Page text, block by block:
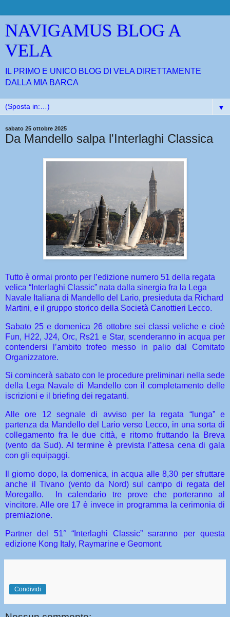
NAVIGAMUS BLOG A
VELA
IL PRIMO E UNICO BLOG DI VELA DIRETTAMENTE
DALLA MIA BARCA
▼
sabato 25 ottobre 2025
Da Mandello salpa l'Interlaghi Classica
Tutto è ormai pronto per l’edizione numero 51 della regata
velica “Interlaghi Classic” nata dalla sinergia fra la Lega
Navale Italiana di Mandello del Lario, presieduta da Richard
Martini, e il gruppo storico della Società Canottieri Lecco.
Sabato 25 e domenica 26 ottobre sei classi veliche e cioè
Fun, H22, J24, Orc, Rs21 e Star, scenderanno in acqua per
contendersi l’ambito trofeo messo in palio dal Comitato
Organizzatore.
Si comincerà sabato con le procedure preliminari nella sede
della Lega Navale di Mandello con il completamento delle
iscrizioni e il briefing dei regatanti.
Alle ore 12 segnale di avviso per la regata “lunga” e
partenza da Mandello del Lario verso Lecco, in una sorta di
collegamento fra le due città, e ritorno fruttando la Breva
(vento da Sud). Al termine è prevista l’attesa cena di gala
con gli equipaggi.
Il giorno dopo, la domenica, in acqua alle 8,30 per sfruttare
anche il Tivano (vento da Nord) sul campo di regata del
Moregallo.
In calendario tre prove che porteranno al
vincitore. Alle ore 17 è invece in programma la cerimonia di
premiazione.
Partner del 51° “Interlaghi Classic” saranno per questa
edizione Kong Italy, Raymarine e Geomont.
Condividi